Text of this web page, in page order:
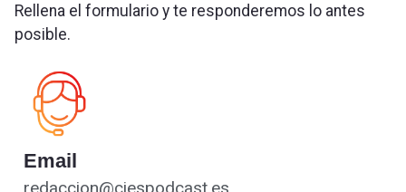
Rellena el formulario y te responderemos lo antes
posible.
Email